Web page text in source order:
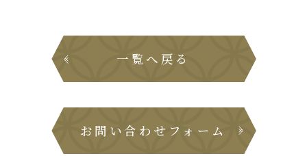
一覧へ戻る
お問い合わせフォーム